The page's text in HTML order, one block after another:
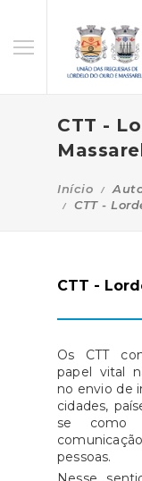
CTT -
Início
CTT -
CTT -
Os CTT
papel vital
no envio de
cidades,
se como
pessoas.